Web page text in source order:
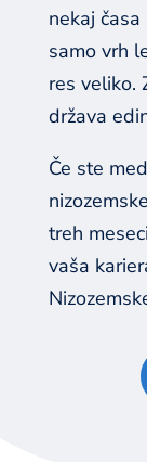
nekaj
samo vrh
res veliko.
država
Če ste
treh
vaša